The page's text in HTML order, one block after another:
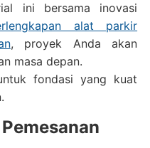
ini bersama inovasi
alat parkir
, proyek Anda akan
masa depan.
fondasi yang kuat